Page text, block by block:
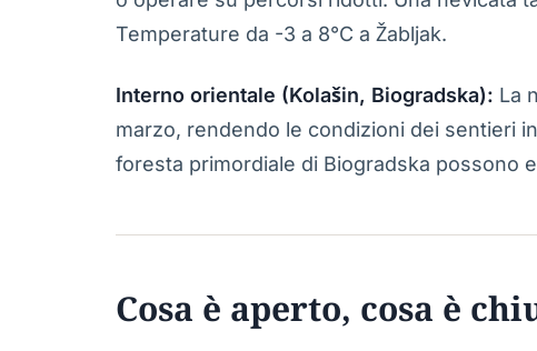
Temperature da -3 a 8°C a Žabljak.
Interno orientale (Kolašin, Biogradska): La
marzo, rendendo le condizioni dei sentieri
foresta primordiale di Biogradska possono
Cosa è aperto, cosa è